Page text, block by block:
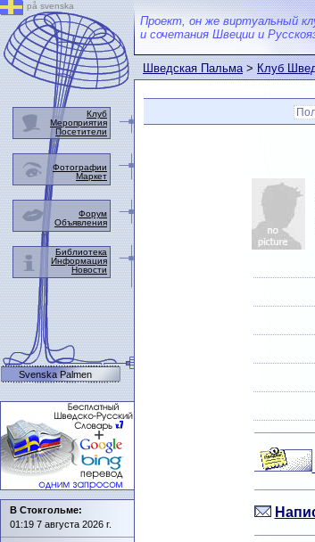
Проект, он же виртуальный
и сочетания Швеции и
Шведская Пальма>Клуб
på svenska
Клуб
Мероприятия
Посетители
Фотографии
Маркет
Форум
Объявления
Библиотека
Информация
Новости
Svenska Palmen
В Стокгольме:
01:19 7 августа 2026 г.